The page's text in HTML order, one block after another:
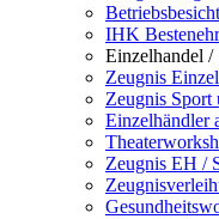
IHK
Einzelhandel /
Zeugnis
Zeugnis Sport
Einzelhändler
Zeugnis EH /